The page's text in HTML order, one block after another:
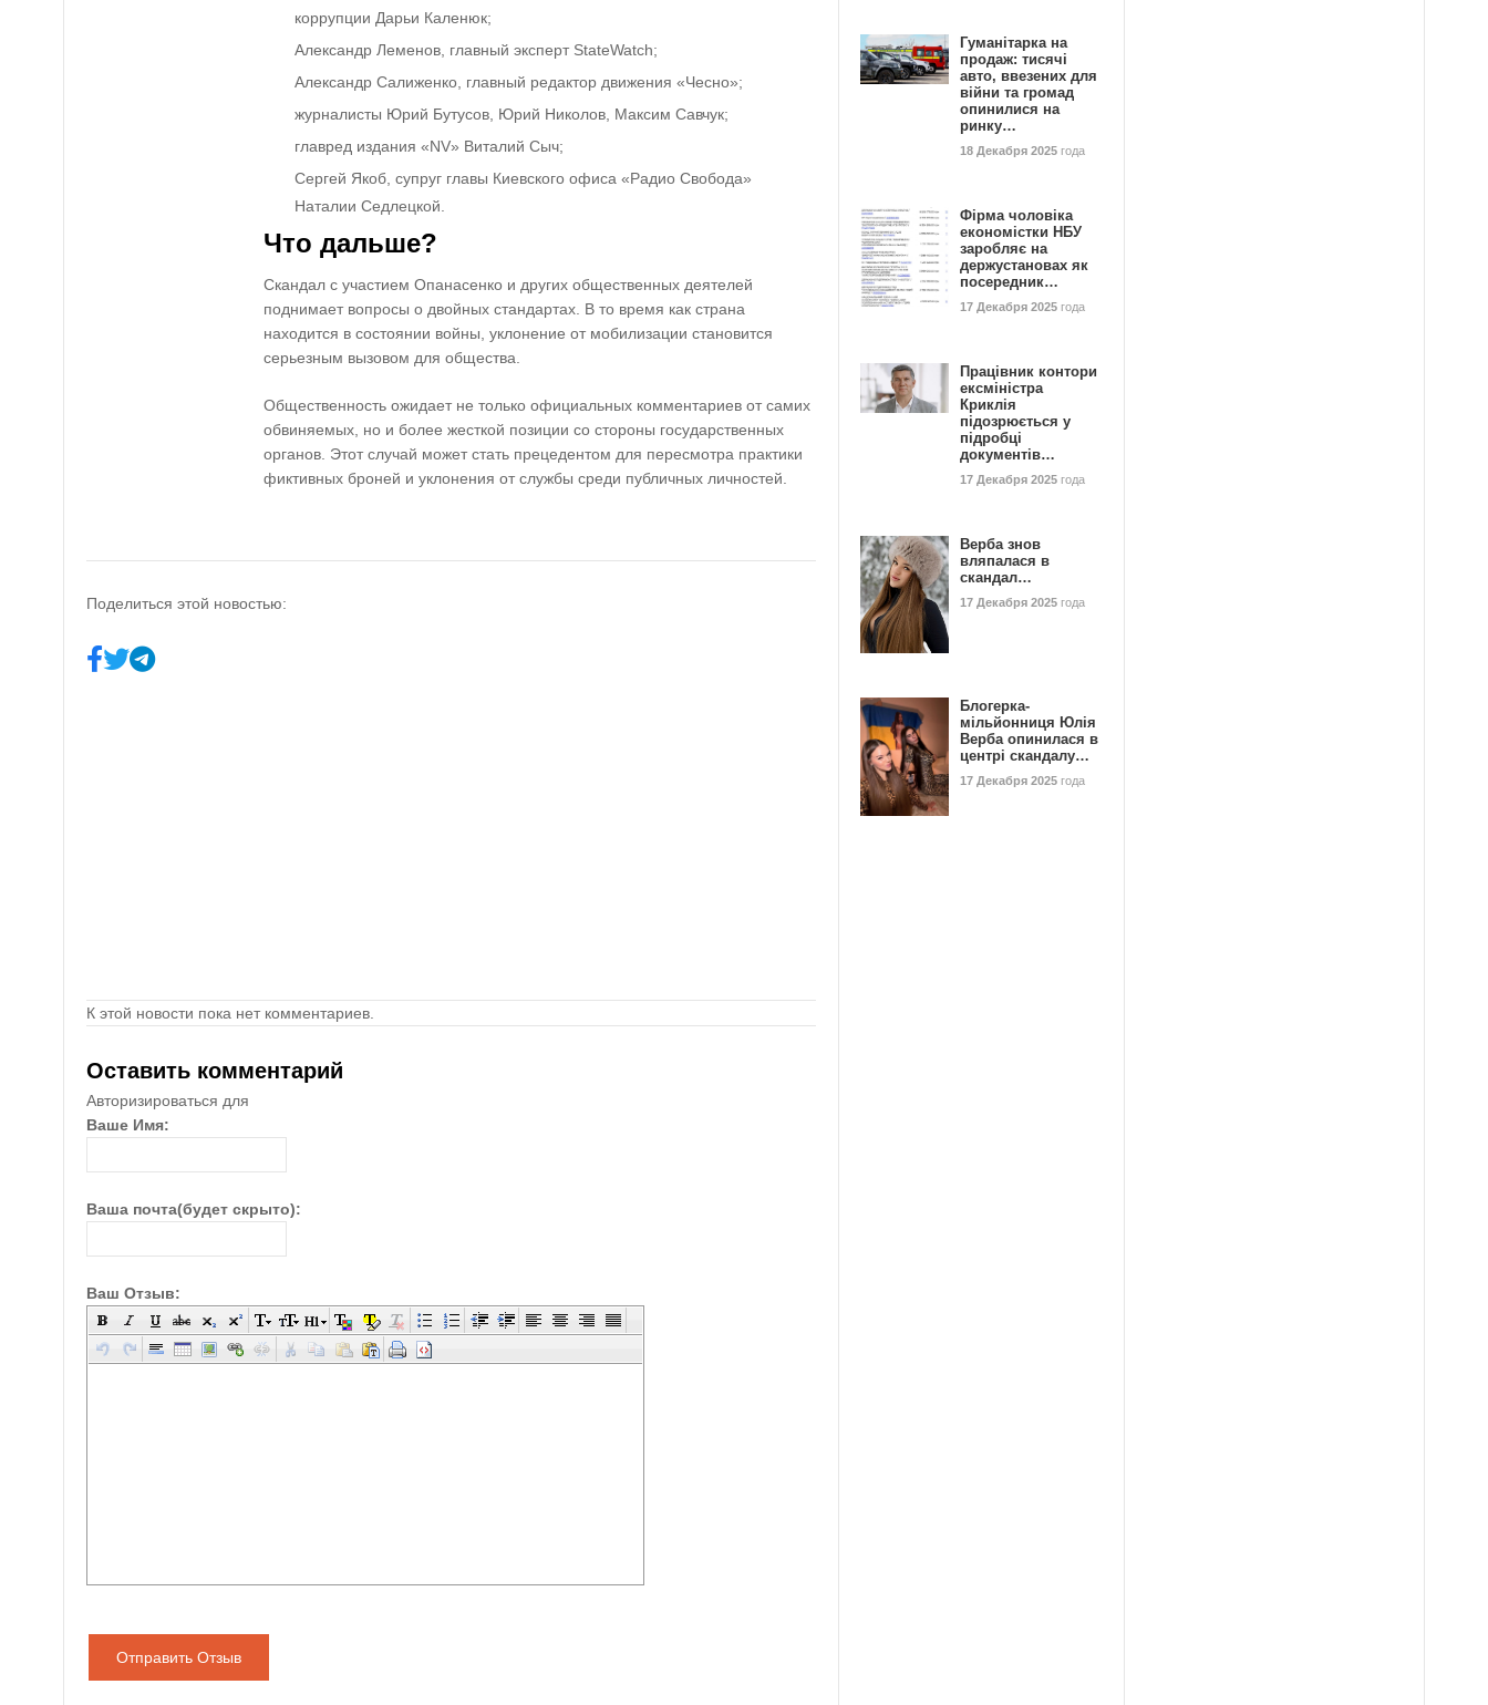
коррупции Дарьи Каленюк;
Александр Леменов, главный эксперт StateWatch;
Александр Салиженко, главный редактор движения «Чесно»;
журналисты Юрий Бутусов, Юрий Николов, Максим Савчук;
главред издания «NV» Виталий Сыч;
Сергей Якоб, супруг главы Киевского офиса «Радио Свобода»
Наталии Седлецкой.
Что дальше?
Скандал с участием Опанасенко и других общественных деятелей
поднимает вопросы о двойных стандартах. В то время как страна
находится в состоянии войны, уклонение от мобилизации становится
серьезным вызовом для общества.
Общественность ожидает не только официальных комментариев от самих
обвиняемых, но и более жесткой позиции со стороны государственных
органов. Этот случай может стать прецедентом для пересмотра практики
фиктивных броней и уклонения от службы среди публичных личностей.
Поделиться этой новостью:
К этой новости пока нет комментариев.
Оставить комментарий
Авторизироваться для
Ваше Имя:
Ваша почта(будет скрыто):
Ваш Отзыв:
Отправить Отзыв
Гуманітарка на
продаж: тисячі
авто, ввезених для
війни та громад
опинилися на
ринку…
18 Декабря 2025 года
Фірма чоловіка
економістки НБУ
заробляє на
держустановах як
посередник…
17 Декабря 2025 года
Працівник контори
ексміністра
Криклія
підозрюється у
підробці
документів…
17 Декабря 2025 года
Верба знов
вляпалася в
скандал…
17 Декабря 2025 года
Блогерка-
мільйонниця Юлія
Верба опинилася в
центрі скандалу…
17 Декабря 2025 года